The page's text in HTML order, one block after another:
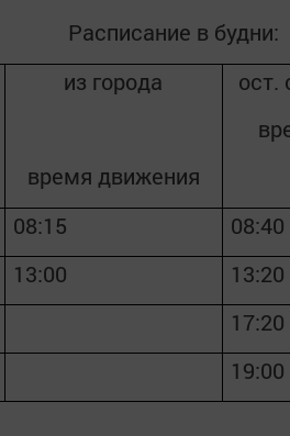
Расписание в будни:
из города
время движения
ост.
08:15
08:40
13:00
13:20
17:20